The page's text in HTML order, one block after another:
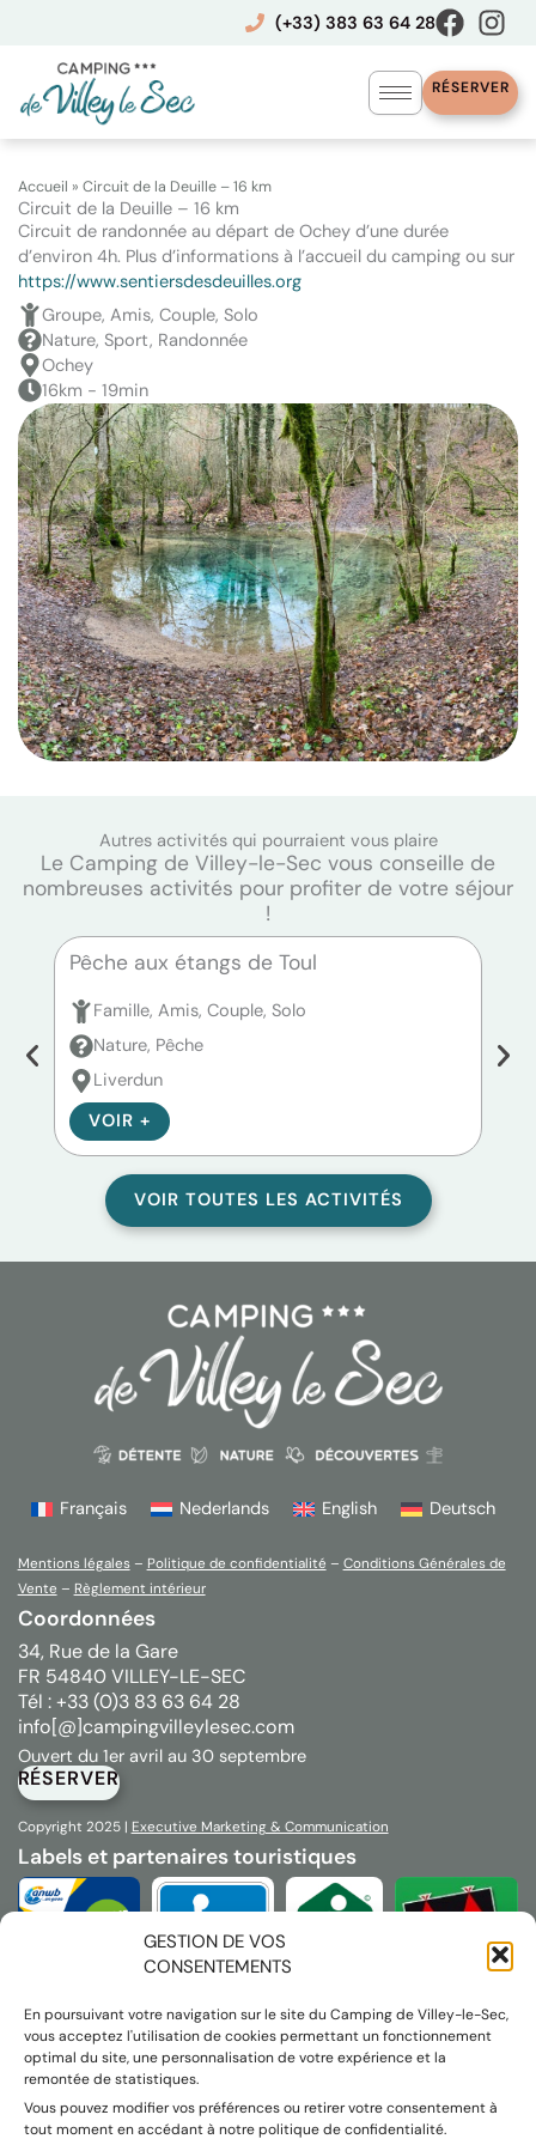
GESTION DE VOS
CONSENTEMENTS
En poursuivant votre navigation sur le site du Camping de Villey-le-Sec,
vous acceptez l'utilisation de cookies permettant un fonctionnement
optimal du site, une personnalisation de votre expérience et la
remontée de statistiques.
Vous pouvez modifier vos préférences ou retirer votre consentement à
tout moment en accédant à notre politique de confidentialité.
contenu
(+33) 383 63 64 28
RÉSERVER
Accueil » Circuit de la Deuille – 16 km
Circuit de la Deuille – 16 km
Circuit de randonnée au départ de Ochey d’une durée
d’environ 4h. Plus d’informations à l’accueil du camping ou sur
https://www.sentiersdesdeuilles.org
Groupe, Amis, Couple, Solo
Nature, Sport, Randonnée
Ochey
16km - 19min
Autres activités qui pourraient vous plaire
Le Camping de Villey-le-Sec vous conseille de
nombreuses activités pour profiter de votre séjour
!
Pêche aux étangs de Toul
Famille, Amis, Couple, Solo
Nature, Pêche
Liverdun
VOIR +
VOIR TOUTES LES ACTIVITÉS
Français Nederlands English Deutsch
Mentions légales– Politique de confidentialité – Conditions Générales de
Vente – Règlement intérieur
Coordonnées
34, Rue de la Gare
FR 54840 VILLEY-LE-SEC
Tél : +33 (0)3 83 63 64 28
info[@]campingvilleylesec.com
Ouvert du 1er avril au 30 septembre
RÉSERVER
Copyright 2025 | Executive Marketing & Communication
Labels et partenaires touristiques